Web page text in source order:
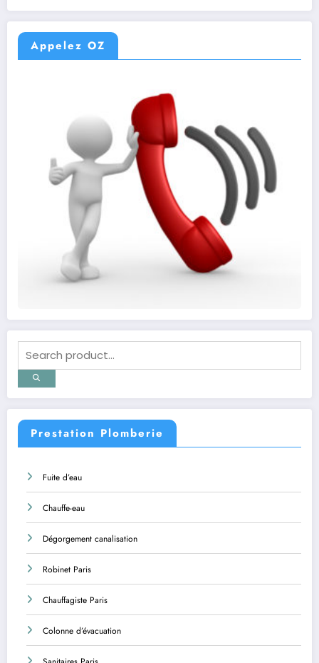
Appelez OZ
Prestation Plomberie
Fuite d’eau
Chauffe-eau
Dégorgement canalisation
Robinet Paris
Chauffagiste Paris
Colonne d’évacuation